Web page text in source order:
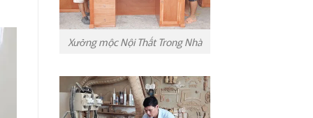
Xưởng mộc Nội Thất Trong Nhà